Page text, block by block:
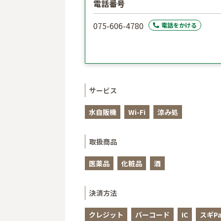
電話番号
075-606-4780
電話をかける
サービス
水自販機 Wi-Fi 涼み処
取扱商品
医薬品 化粧品 酒
決済方法
クレジット バーコード IC スギ